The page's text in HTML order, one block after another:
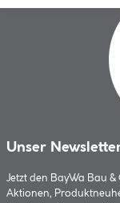
Unser
Jetzt den BayWa Bau
Aktionen,